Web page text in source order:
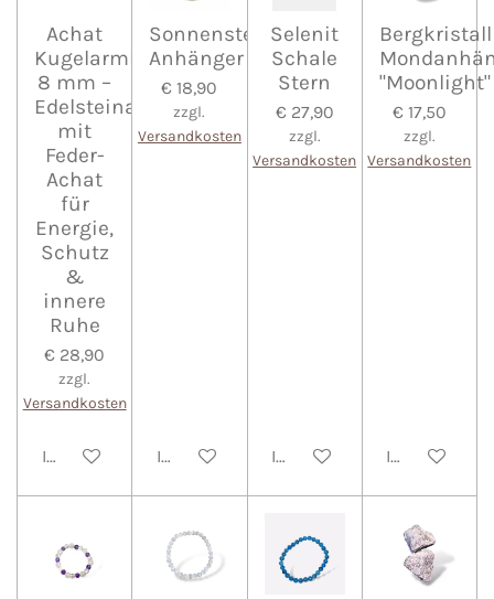
Achat
Kugelarmband
8 mm –
Edelsteinarmband
mit
Feder-
Achat
für
Energie,
Schutz
&
innere
Ruhe
€ 28,90
zzgl.
Versandkosten
In den Warenkorb
Sonnenstein
Anhänger
€ 18,90
zzgl.
Versandkosten
In den Warenkorb
Selenit
Schale
Stern
€ 27,90
zzgl.
Versandkosten
In den Warenkorb
Bergkristall
"Moonlight"
€ 17,50
zzgl.
Versandkosten
In den